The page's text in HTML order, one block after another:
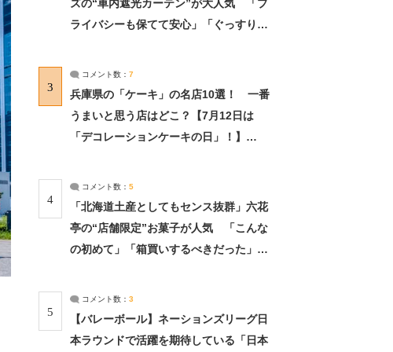
ズの“車内遮光カーテン”が大人気 「プ
ライバシーも保てて安心」「ぐっすり眠
3
コメント数： 7
兵庫県の「ケーキ」の名店10選！ 一番
うまいと思う店はどこ？【7月12日は
「デコレーションケーキの日」！】
4
コメント数： 5
「北海道土産としてもセンス抜群」六花
亭の“店舗限定”お菓子が人気 「こんな
の初めて」「箱買いするべきだった」
5
コメント数： 3
【バレーボール】ネーションズリーグ日
本ラウンドで活躍を期待している「日本